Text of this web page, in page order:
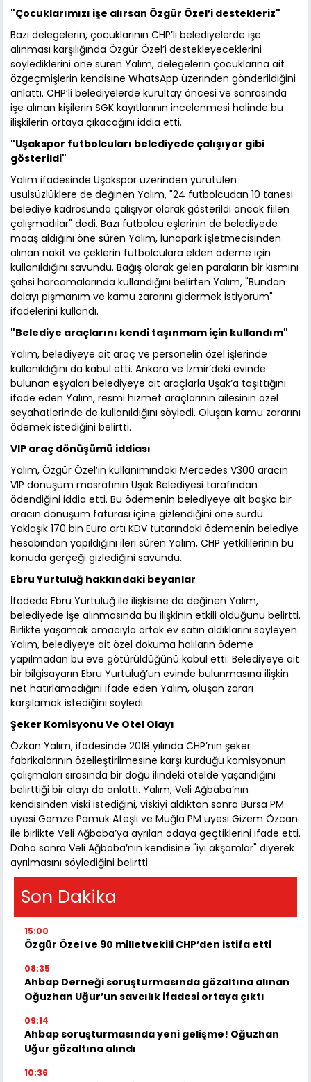
"Çocuklarımızı işe alırsan Özgür Özel’i destekleriz"
Bazı delegelerin, çocuklarının CHP’li belediyelerde işe
alınması karşılığında Özgür Özel’i destekleyeceklerini
söylediklerini öne süren Yalım, delegelerin çocuklarına ait
özgeçmişlerin kendisine WhatsApp üzerinden gönderildiğini
anlattı. CHP’li belediyelerde kurultay öncesi ve sonrasında
işe alınan kişilerin SGK kayıtlarının incelenmesi halinde bu
ilişkilerin ortaya çıkacağını iddia etti.
"Uşakspor futbolcuları belediyede çalışıyor gibi
gösterildi"
Yalım ifadesinde Uşakspor üzerinden yürütülen
usulsüzlüklere de değinen Yalım, "24 futbolcudan 10 tanesi
belediye kadrosunda çalışıyor olarak gösterildi ancak fiilen
çalışmadılar" dedi. Bazı futbolcu eşlerinin de belediyede
maaş aldığını öne süren Yalım, lunapark işletmecisinden
alınan nakit ve çeklerin futbolculara elden ödeme için
kullanıldığını savundu. Bağış olarak gelen paraların bir kısmını
şahsi harcamalarında kullandığını belirten Yalım, "Bundan
dolayı pişmanım ve kamu zararını gidermek istiyorum"
ifadelerini kullandı.
"Belediye araçlarını kendi taşınmam için kullandım"
Yalım, belediyeye ait araç ve personelin özel işlerinde
kullanıldığını da kabul etti. Ankara ve İzmir’deki evinde
bulunan eşyaları belediyeye ait araçlarla Uşak’a taşıttığını
ifade eden Yalım, resmi hizmet araçlarının ailesinin özel
seyahatlerinde de kullanıldığını söyledi. Oluşan kamu zararını
ödemek istediğini belirtti.
VIP araç dönüşümü iddiası
Yalım, Özgür Özel’in kullanımındaki Mercedes V300 aracın
VIP dönüşüm masrafının Uşak Belediyesi tarafından
ödendiğini iddia etti. Bu ödemenin belediyeye ait başka bir
aracın dönüşüm faturası içine gizlendiğini öne sürdü.
Yaklaşık 170 bin Euro artı KDV tutarındaki ödemenin belediye
hesabından yapıldığını ileri süren Yalım, CHP yetkililerinin bu
konuda gerçeği gizlediğini savundu.
Ebru Yurtuluğ hakkındaki beyanlar
İfadede Ebru Yurtuluğ ile ilişkisine de değinen Yalım,
belediyede işe alınmasında bu ilişkinin etkili olduğunu belirtti.
Birlikte yaşamak amacıyla ortak ev satın aldıklarını söyleyen
Yalım, belediyeye ait özel dokuma halıların ödeme
yapılmadan bu eve götürüldüğünü kabul etti. Belediyeye ait
bir bilgisayarın Ebru Yurtuluğ’un evinde bulunmasına ilişkin
net hatırlamadığını ifade eden Yalım, oluşan zararı
karşılamak istediğini söyledi.
Şeker Komisyonu Ve Otel Olayı
Özkan Yalım, ifadesinde 2018 yılında CHP’nin şeker
fabrikalarının özelleştirilmesine karşı kurduğu komisyonun
çalışmaları sırasında bir doğu ilindeki otelde yaşandığını
belirttiği bir olayı da anlattı. Yalım, Veli Ağbaba’nın
kendisinden viski istediğini, viskiyi aldıktan sonra Bursa PM
üyesi Gamze Pamuk Ateşli ve Muğla PM üyesi Gizem Özcan
ile birlikte Veli Ağbaba’ya ayrılan odaya geçtiklerini ifade etti.
Daha sonra Veli Ağbaba’nın kendisine "iyi akşamlar" diyerek
ayrılmasını söylediğini belirtti.
Son Dakika
15:00
Özgür Özel ve 90 milletvekili CHP’den istifa etti
08:35
Ahbap Derneği soruşturmasında gözaltına alınan
Oğuzhan Uğur’un savcılık ifadesi ortaya çıktı
09:14
Ahbap soruşturmasında yeni gelişme! Oğuzhan
Uğur gözaltına alındı
10:36